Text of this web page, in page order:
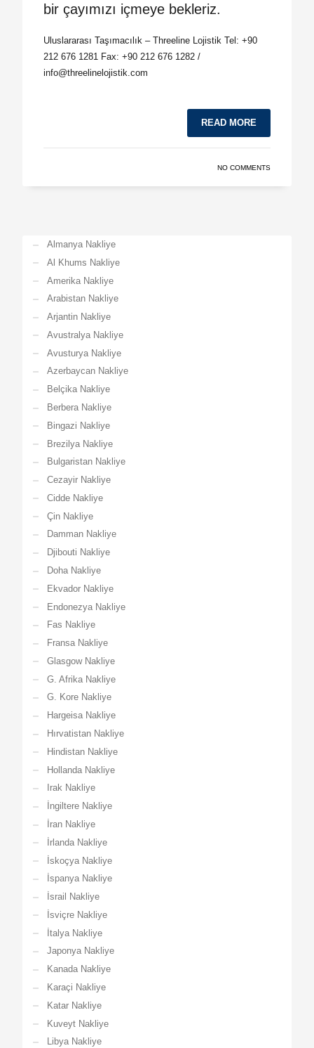
bir çayımızı içmeye bekleriz.
Uluslararası Taşımacılık – Threeline Lojistik Tel: +90
212 676 1281 Fax: +90 212 676 1282 /
info@threelinelojistik.com
READ MORE
NO COMMENTS
Almanya Nakliye
Al Khums Nakliye
Amerika Nakliye
Arabistan Nakliye
Arjantin Nakliye
Avustralya Nakliye
Avusturya Nakliye
Azerbaycan Nakliye
Belçika Nakliye
Berbera Nakliye
Bingazi Nakliye
Brezilya Nakliye
Bulgaristan Nakliye
Cezayir Nakliye
Cidde Nakliye
Çin Nakliye
Damman Nakliye
Djibouti Nakliye
Doha Nakliye
Ekvador Nakliye
Endonezya Nakliye
Fas Nakliye
Fransa Nakliye
Glasgow Nakliye
G. Afrika Nakliye
G. Kore Nakliye
Hargeisa Nakliye
Hırvatistan Nakliye
Hindistan Nakliye
Hollanda Nakliye
Irak Nakliye
İngiltere Nakliye
İran Nakliye
İrlanda Nakliye
İskoçya Nakliye
İspanya Nakliye
İsrail Nakliye
İsviçre Nakliye
İtalya Nakliye
Japonya Nakliye
Kanada Nakliye
Karaçi Nakliye
Katar Nakliye
Kuveyt Nakliye
Libya Nakliye